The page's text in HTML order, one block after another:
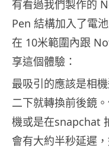
有看過我們製作的
Pen 結構加入了電
在 10米範圍內跟
享這個體驗：
最吸引的應該是相
二下就轉換前後鏡
機或是在snapchat
會有大約半秒延遲